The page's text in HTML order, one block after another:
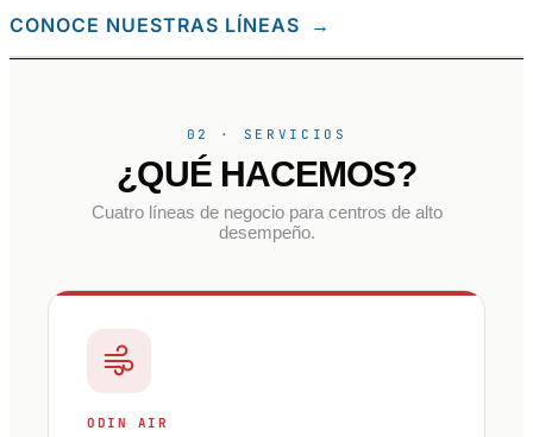
CONOCE NUESTRAS LÍNEAS →
02 · SERVICIOS
¿QUÉ HACEMOS?
Cuatro líneas de negocio para centros de alto
desempeño.
ODIN AIR